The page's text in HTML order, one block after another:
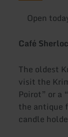
Open
Café
The oldest
visit the
Poirot” or a
the antique
candle